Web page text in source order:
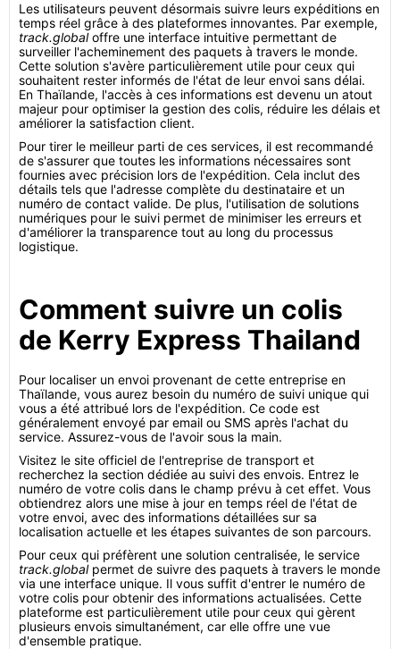
Les utilisateurs peuvent désormais suivre leurs expéditions en
temps réel grâce à des plateformes innovantes. Par exemple,
track.globaloffre une interface intuitive permettant de
surveiller l'acheminement des paquets à travers le monde.
Cette solution s'avère particulièrement utile pour ceux qui
souhaitent rester informés de l'état de leur envoi sans délai.
En Thaïlande, l'accès à ces informations est devenu un atout
majeur pour optimiser la gestion des colis, réduire les délais et
améliorer la satisfaction client.
Pour tirer le meilleur parti de ces services, il est recommandé
de s'assurer que toutes les informations nécessaires sont
fournies avec précision lors de l'expédition. Cela inclut des
détails tels que l'adresse complète du destinataire et un
numéro de contact valide. De plus, l'utilisation de solutions
numériques pour le suivi permet de minimiser les erreurs et
d'améliorer la transparence tout au long du processus
logistique.
Comment suivre un colis
de Kerry Express Thailand
Pour localiser un envoi provenant de cette entreprise en
Thaïlande, vous aurez besoin du numéro de suivi unique qui
vous a été attribué lors de l'expédition. Ce code est
généralement envoyé par email ou SMS après l'achat du
service. Assurez-vous de l'avoir sous la main.
Visitez le site officiel de l'entreprise de transport et
recherchez la section dédiée au suivi des envois. Entrez le
numéro de votre colis dans le champ prévu à cet effet. Vous
obtiendrez alors une mise à jour en temps réel de l'état de
votre envoi, avec des informations détaillées sur sa
localisation actuelle et les étapes suivantes de son parcours.
Pour ceux qui préfèrent une solution centralisée, le service
track.globalpermet de suivre des paquets à travers le monde
via une interface unique. Il vous suffit d'entrer le numéro de
votre colis pour obtenir des informations actualisées. Cette
plateforme est particulièrement utile pour ceux qui gèrent
plusieurs envois simultanément, car elle offre une vue
d'ensemble pratique.